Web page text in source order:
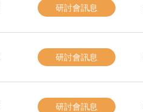
研討會訊息
研討會訊息
研討會訊息